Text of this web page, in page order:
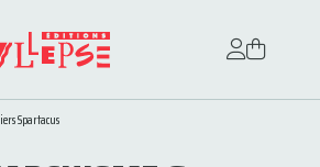
Spartacus